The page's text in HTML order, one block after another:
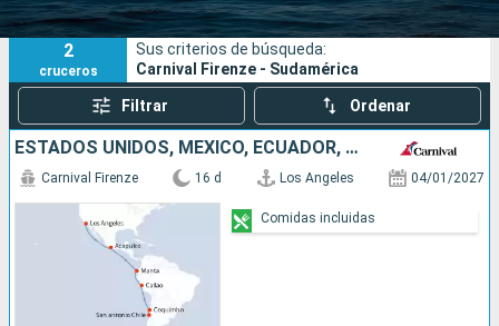
Puertos Compañías
Buscar
2
cruceros
Sus criterios de búsqueda:
Carnival Firenze - Sudamérica
Filtrar Ordenar
ESTADOS UNIDOS, MÉXICO, ECUADOR, PERÚ, CHILE
Carnival Firenze 16 d Los Angeles 04/01/2027
Comidas incluidas